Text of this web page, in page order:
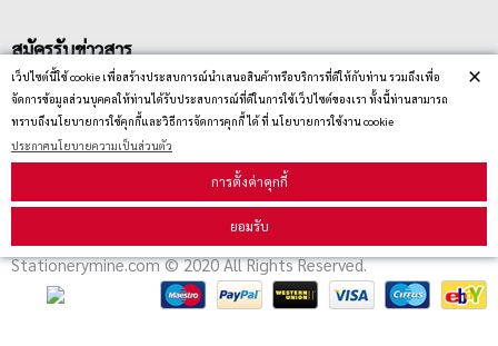
เว็ปไซต์นี้ใช้ cookie เพื่อสร้างประสบการณ์นำเสนอสินค้าหรือบริการที่ดีให้กับท่าน รวมถึงเพื่อ
จัดการข้อมูลส่วนบุคคลให้ท่านได้รับประสบการณ์ที่ดีในการใช้เว็ปไซต์ของเรา ทั้งนี้ท่านสามารถ
ทราบถึงนโยบายการใช้คุกกี้และวิธีการจัดการคุกกี้ ได้ ที่ นโยบายการใช้งาน cookie
ประกาศนโยบายความเป็นส่วนตัว
การตั้งค่าคุกกี้
ยอมรับ
×
สมัครรับข่าวสาร
รับข่าวสาร
Stationerymine.com © 2020 All Rights Reserved.